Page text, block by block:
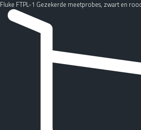
Fluke FTPL-1 Gezekerde meetprobes, zwart en